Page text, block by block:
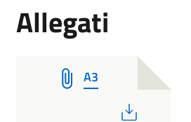
Allegati
A3